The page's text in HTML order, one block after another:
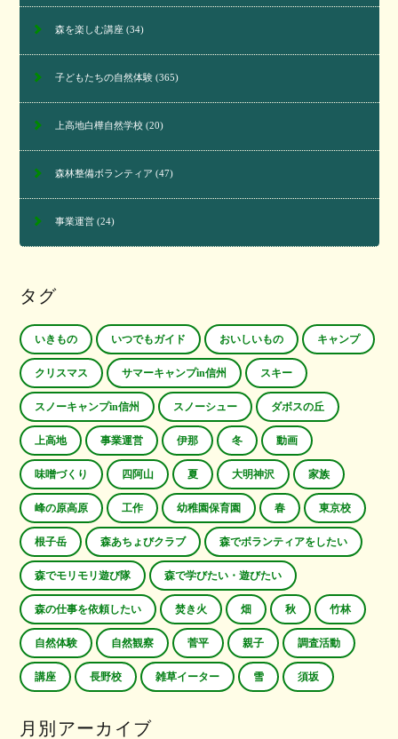
森を楽しむ講座(34)
子どもたちの自然体験(365)
上高地白樺自然学校(20)
森林整備ボランティア (47)
事業運営(24)
タグ
いきもの いつでもガイド おいしいもの キャンプ
クリスマス サマーキャンプin信州 スキー
スノーキャンプin信州 スノーシュー ダボスの丘
上高地 事業運営 伊那 冬 動画
味噌づくり 四阿山 夏 大明神沢 家族
峰の原高原 工作 幼稚園保育園 春 東京校
根子岳 森あちょびクラブ 森でボランティアをしたい
森でモリモリ遊び隊 森で学びたい・遊びたい
森の仕事を依頼したい 焚き火 畑 秋 竹林
自然体験 自然観察 菅平 親子 調査活動
講座 長野校 雑草イーター 雪 須坂
月別アーカイブ